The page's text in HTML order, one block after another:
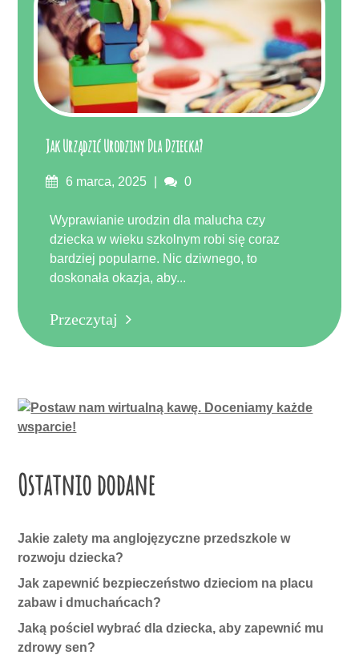
Jak Urządzić Urodziny Dla Dziecka?
Posted6 marca, 2025 Komentarze
0
Wyprawianie urodzin dla malucha czy
dziecka w wieku szkolnym robi się coraz
bardziej popularne. Nic dziwnego, to
doskonała okazja, aby...
Przeczytaj
Ostatnio dodane
Jakie zalety ma anglojęzyczne przedszkole w
rozwoju dziecka?
Jak zapewnić bezpieczeństwo dzieciom na placu
zabaw i dmuchańcach?
Jaką pościel wybrać dla dziecka, aby zapewnić mu
zdrowy sen?